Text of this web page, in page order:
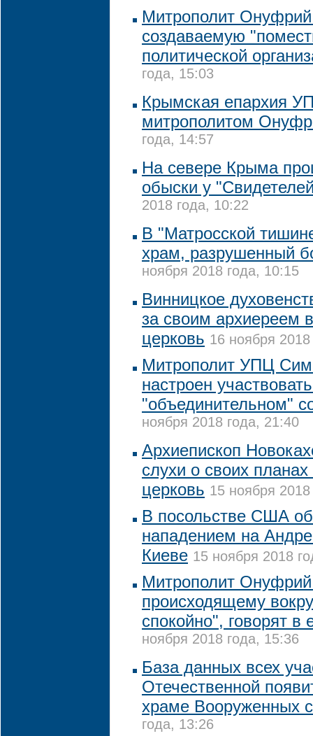
Митрополит
создаваемую
политической
года, 15:03
Крымская епархия
митрополитом
года, 14:57
На севере Крыма
обыски у
2018 года, 10:22
В "Матросской
храм, разрушенный
ноября 2018 года, 10:15
Винницкое
за своим архиереем
церковь 16 ноября
Митрополит УПЦ
настроен
"объединительном"
ноября 2018 года, 21:40
Архиепископ
слухи о своих
церковь 15 ноября
В посольстве США
нападением на
Киеве 15 ноября 2018
Митрополит Онуфрий
происходящему
спокойно", говорят в
ноября 2018 года, 15:36
База данных всех
Отечественной
храме Вооруженных
года, 13:26